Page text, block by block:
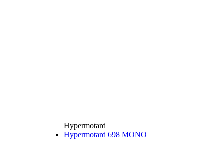
Hypermotard
Hypermotard 698 MONO